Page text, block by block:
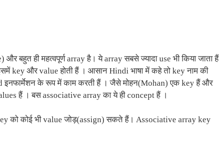
बहुत ही महत्वपूर्ण array है। ये array सबसे ज्यादा use भी किया जाता हैं
key और value होती हैं । आसान Hindi भाषा में कहे तो key नाम की
इनफार्मेशन के रूप में काम करती हैं । जैसे मोहन(Mohan) एक key हैं और
हैं । बस associative array का ये ही concept हैं ।
को कोई भी value जोड़(assign) सकते हैं। Associative array key